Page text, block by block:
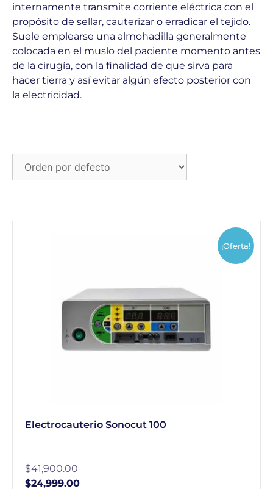
internamente transmite corriente eléctrica con el
propósito de sellar, cauterizar o erradicar el tejido.
Suele emplearse una almohadilla generalmente
colocada en el muslo del paciente momento antes
de la cirugía, con la finalidad de que sirva para
hacer tierra y así evitar algún efecto posterior con
la electricidad.
¡Oferta!
Electrocauterio Sonocut 100
$41,900.00
$24,999.00